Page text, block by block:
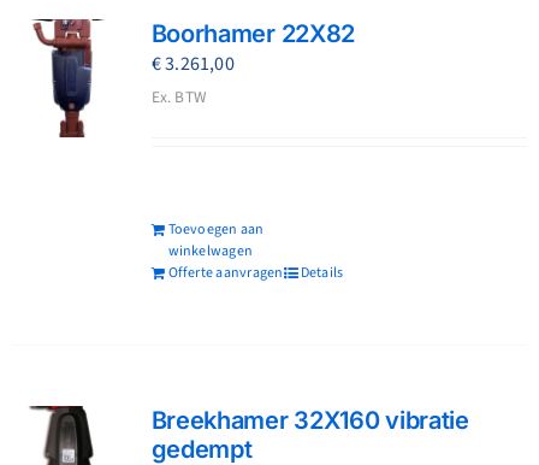
Boorhamer 22X82
€3.261,00
Ex. BTW
Toevoegen aan
winkelwagen
Offerte aanvragen
Details
Breekhamer 32X160 vibratie
gedempt